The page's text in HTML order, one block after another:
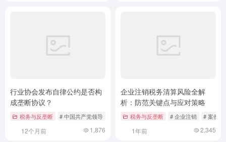
行业协会发布自律公约是否构
成垄断协议？
税务与反垄断 # 中国共产党领导 # 反垄断法 # 垄断协议
12个月前 1,876
企业注销税务清算风险全解
析：防范关键点与应对策略
税务与反垄断 # 企业注销 # 案例分
1年前 2,345